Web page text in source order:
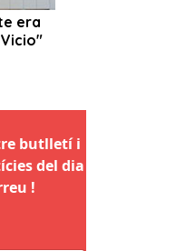
butlletí i
del dia
!